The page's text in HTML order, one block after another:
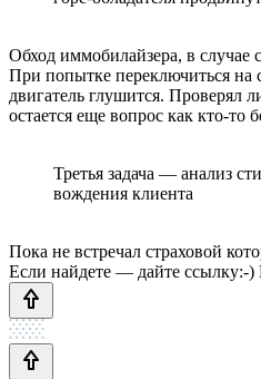
Обход иммобилайзера, в случае
При попытке переключиться на
двигатель глушится. Проверял
остается еще вопрос как кто-то
Третья задача — анализ
вождения клиента
Пока не встречал страховой
Если найдете — дайте